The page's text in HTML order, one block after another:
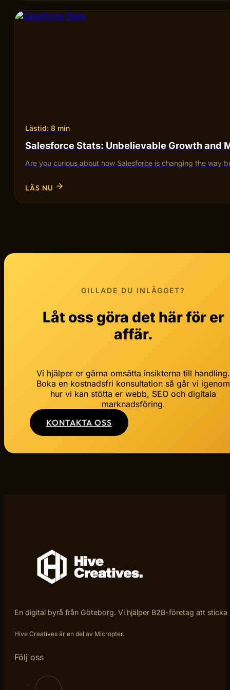
Lästid: 8 min
Salesforce Stats: Unbelievable Growth and
Are you curious about how Salesforce is changing the way
LÄS NU
GILLADE DU INLÄGGET?
Låt oss göra det här för er
affär.
Vi hjälper er gärna omsätta insikterna till handling.
Boka en kostnadsfri konsultation så går vi igenom
hur vi kan stötta er webb, SEO och digitala
marknadsföring.
KONTAKTA OSS
En digital byrå från Göteborg. Vi hjälper B2B-företag att
Hive Creatives är en del av Micropter.
Följ oss